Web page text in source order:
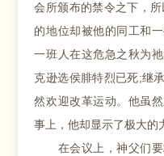
会所颁布的禁令之下，
的地位却被他的同工和
一班人在这危急之秋为
克逊选侯腓特烈已死;继
然欢迎改革运动。他虽
事上，他却显示了极大
在会议上，神父们要